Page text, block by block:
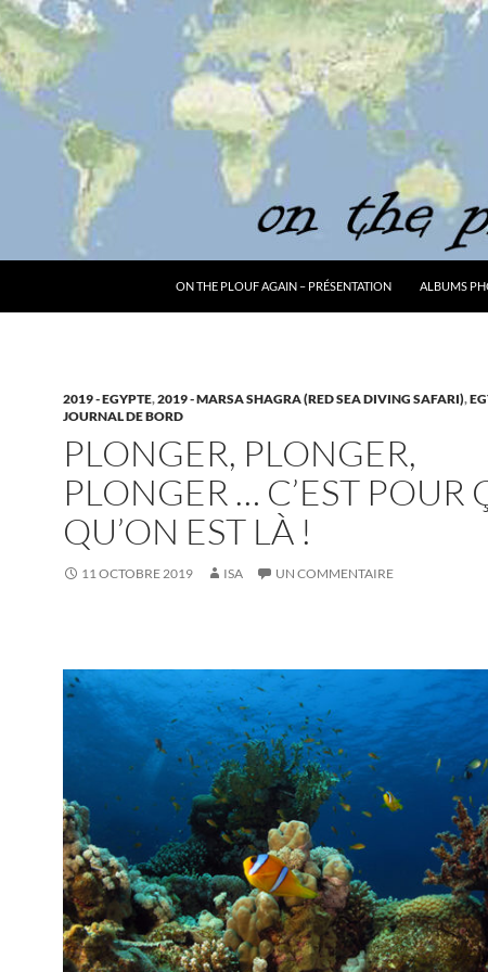
ON THE PLOUF AGAIN – PRÉSENTATION ALBUMS
2019 - EGYPTE,2019 - MARSA SHAGRA (RED SEA DIVING SAFARI),
JOURNAL DE BORD
PLONGER, PLONGER,
PLONGER … C’EST POUR
QU’ON EST LÀ !
11 OCTOBRE 2019 ISA UN COMMENTAIRE